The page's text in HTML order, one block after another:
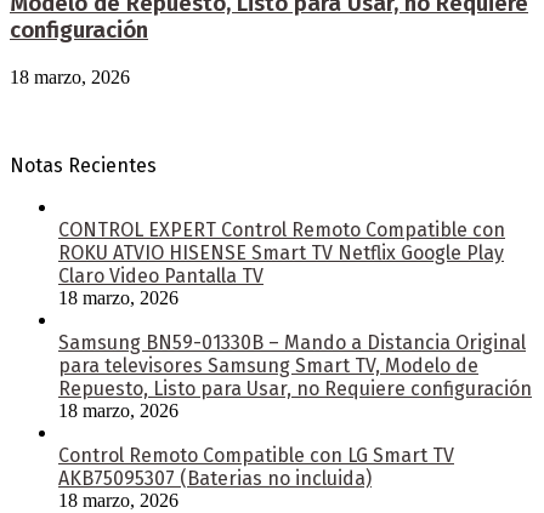
configuración
18 marzo, 2026
Notas Recientes
CONTROL EXPERT Control Remoto Compatible con
ROKU ATVIO HISENSE Smart TV Netflix Google Play
Claro Video Pantalla TV
18 marzo, 2026
Samsung BN59-01330B – Mando a Distancia Original
para televisores Samsung Smart TV, Modelo de
Repuesto, Listo para Usar, no Requiere configuración
18 marzo, 2026
Control Remoto Compatible con LG Smart TV
AKB75095307 (Baterias no incluida)
18 marzo, 2026